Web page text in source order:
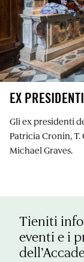
EX PRESIDENTI
Gli ex presidenti
Patricia Cronin,
Michael Graves.
Tieniti
eventi e i